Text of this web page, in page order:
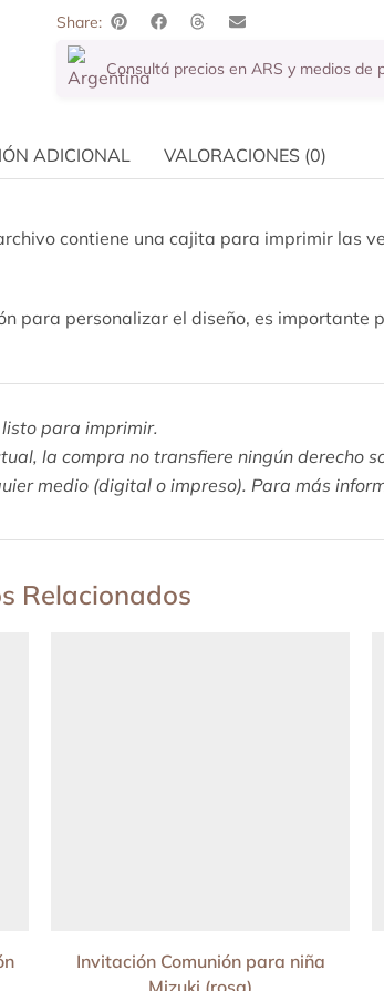
Share:
Consultá precios en ARS y medios de
ADICIONAL VALORACIONES (0)
contiene una cajita para imprimir las
para personalizar el diseño, es
para imprimir.
la compra no transfiere ningún derecho
medio (digital o impreso). Para más
Relacionados
Invitación Comunión para niña